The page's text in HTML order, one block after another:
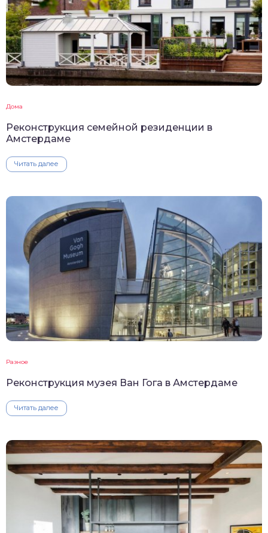
Дома
Реконструкция семейной резиденции в
Амстердаме
Читать далее
Разное
Реконструкция музея Ван Гога в Амстердаме
Читать далее